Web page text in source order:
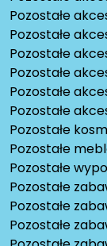
Pozostałe
Pozostałe
Pozostałe
Pozostałe
Pozostałe
Pozostałe
Pozostałe
Pozostałe
Pozostałe
Pozostałe
Pozostałe
Pozostałe